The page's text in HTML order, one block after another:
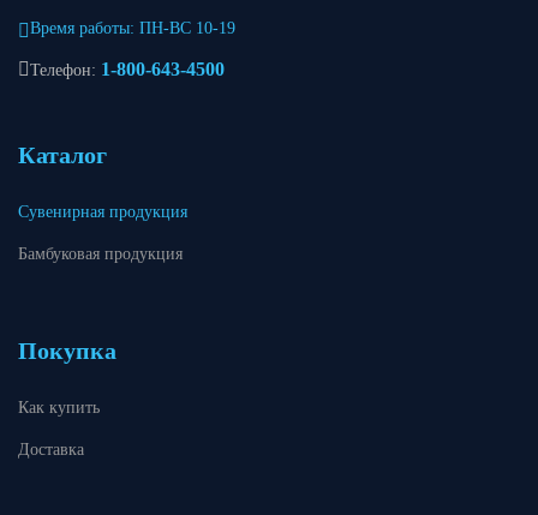
Время работы: ПН-ВС 10-19
Телефон: 1-800-643-4500
Каталог
Сувенирная продукция
Бамбуковая продукция
Покупка
Как купить
Доставка